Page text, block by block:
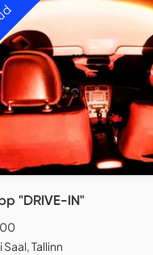
"DRIVE-IN"
Tallinn